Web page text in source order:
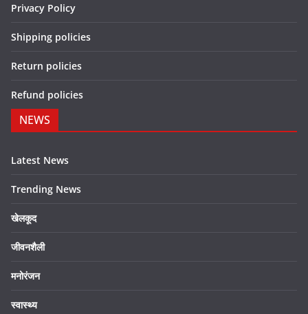
Privacy Policy
Shipping policies
Return policies
Refund policies
NEWS
Latest News
Trending News
खेलकूद
जीवनशैली
मनोरंजन
स्वास्थ्य